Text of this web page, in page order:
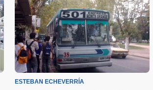
ESTEBAN ECHEVERRÍA